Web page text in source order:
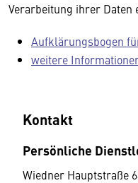
Verarbeitung ihrer Daten
Aufklärungsbogen
weitere
Kontakt
Persönliche
Wiedner Hauptstraße